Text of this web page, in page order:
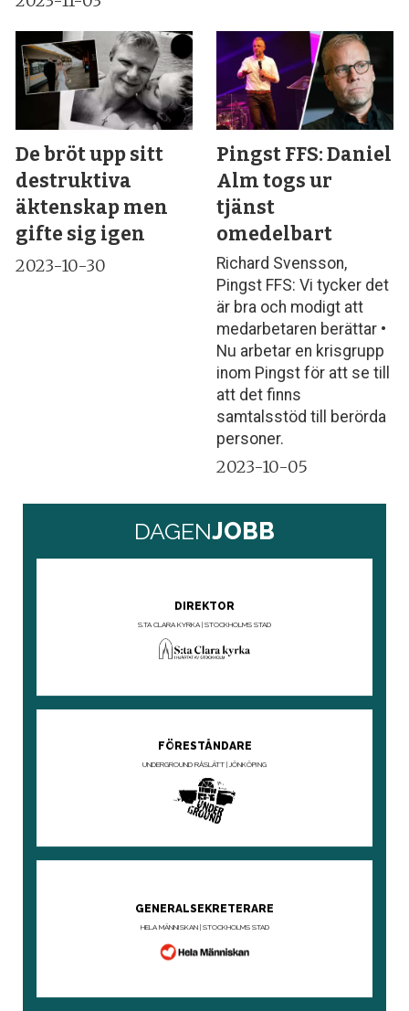
De bröt upp sitt
destruktiva
äktenskap men
gifte sig igen
2023-10-30
Pingst FFS: Daniel
Alm togs ur
tjänst
omedelbart
Richard Svensson,
Pingst FFS: Vi tycker det
är bra och modigt att
medarbetaren berättar •
Nu arbetar en krisgrupp
inom Pingst för att se till
att det finns
samtalsstöd till berörda
personer.
2023-10-05